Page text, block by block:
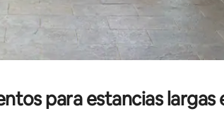
para estancias largas